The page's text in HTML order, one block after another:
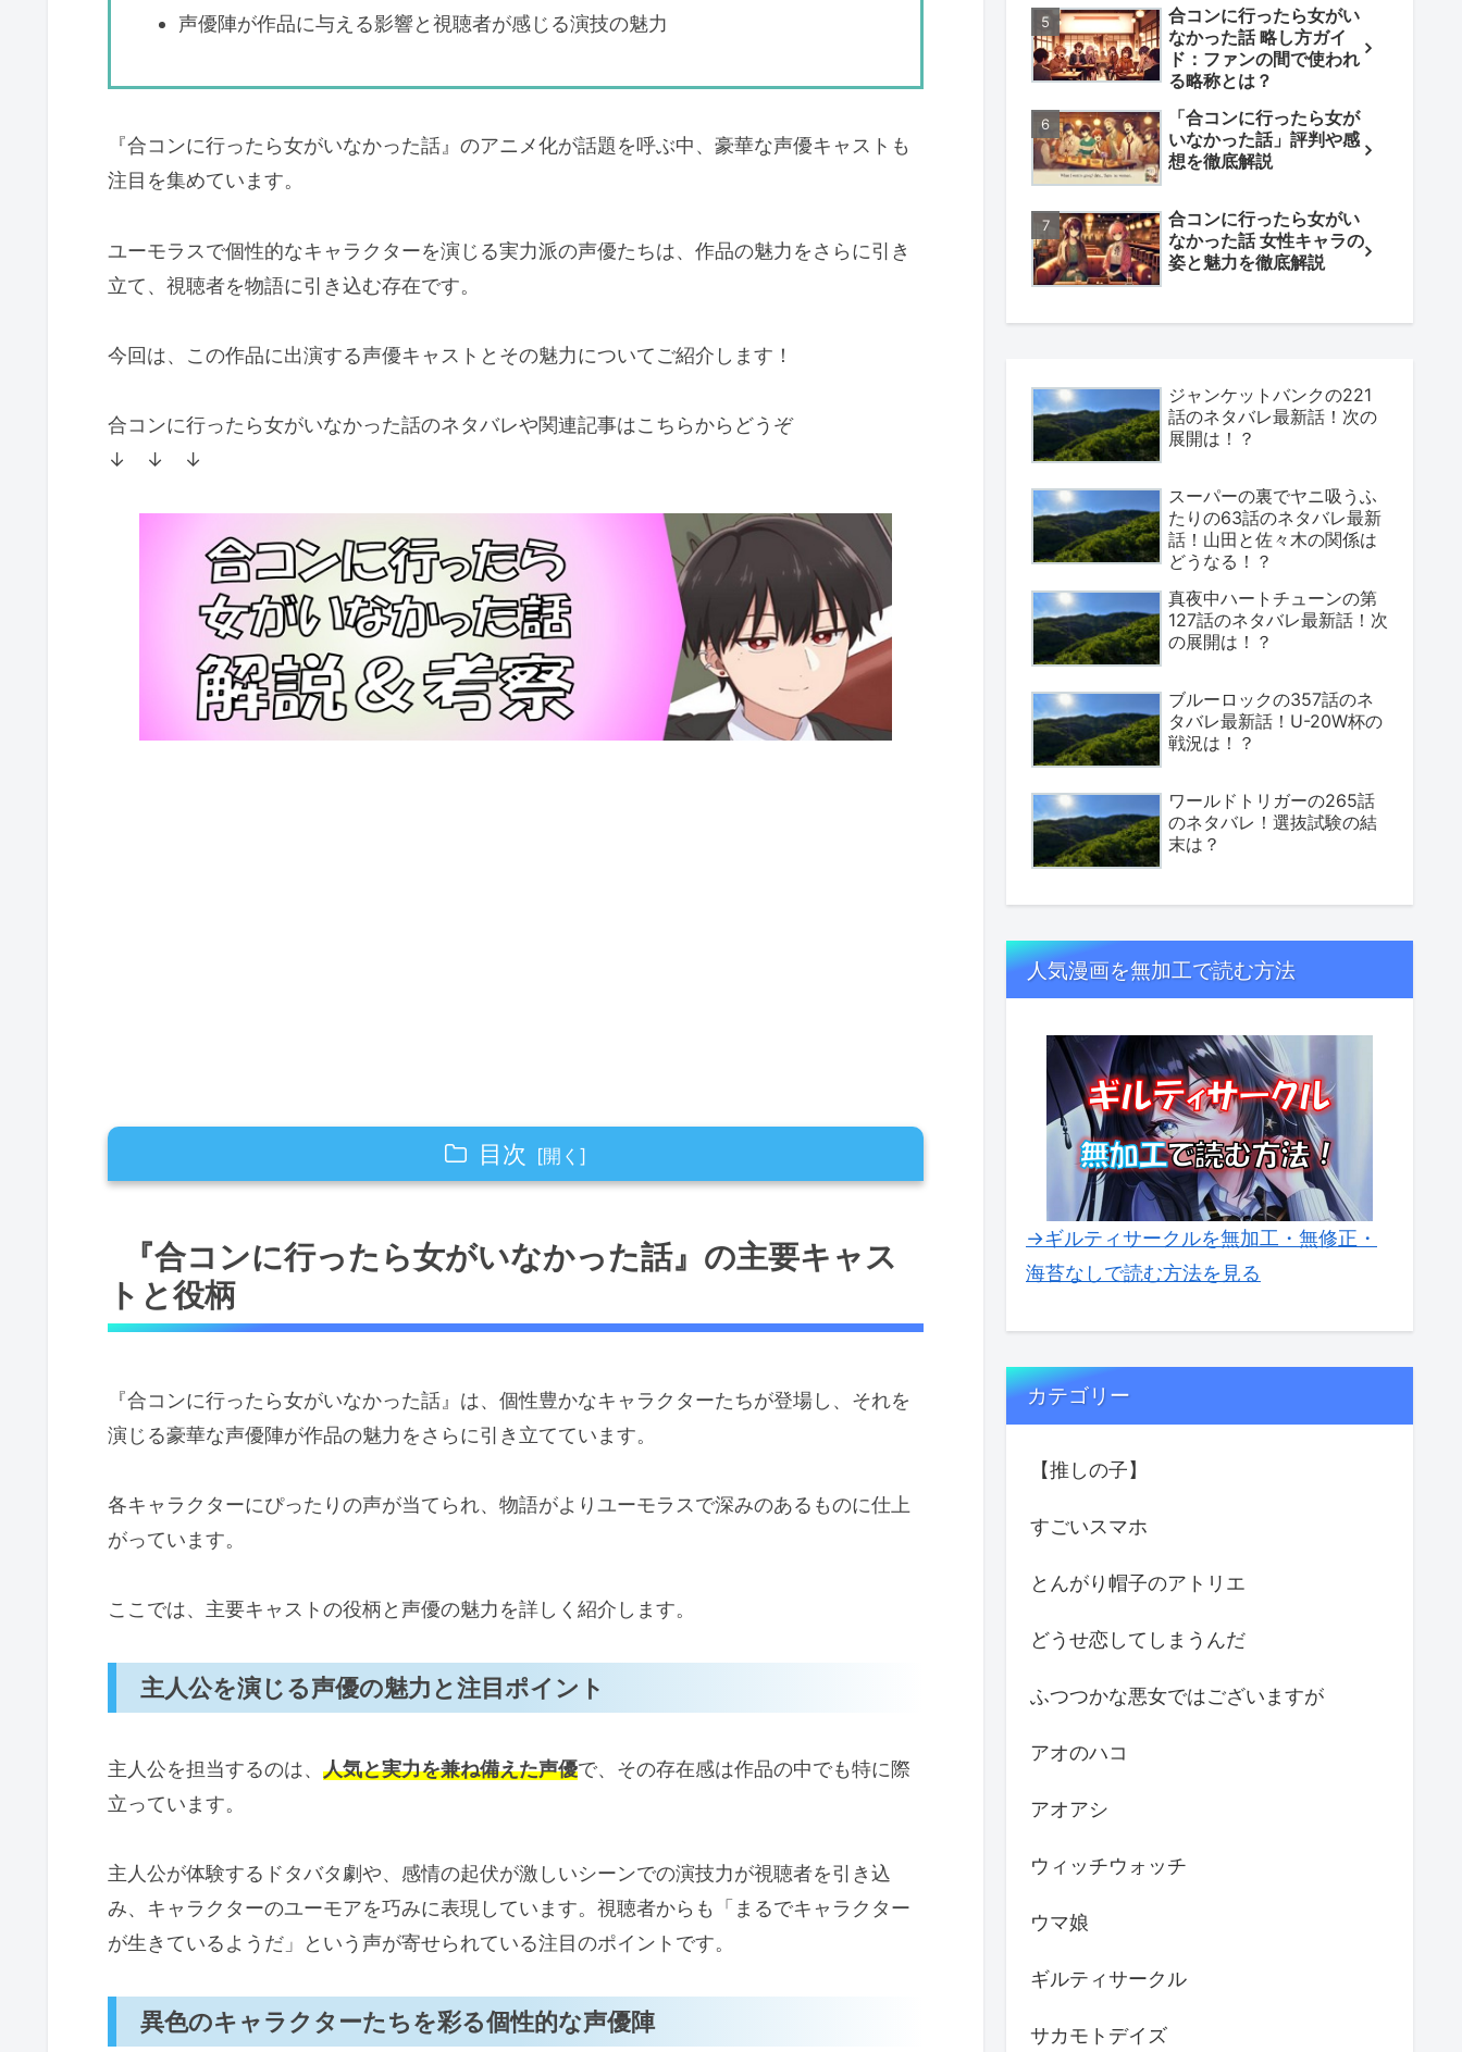
声優陣が作品に与える影響と視聴者が感じる演技の魅力
『合コンに行ったら女がいなかった話』のアニメ化が話題を呼ぶ中、豪華な声優キャストも
注目を集めています。
ユーモラスで個性的なキャラクターを演じる実力派の声優たちは、作品の魅力をさらに引き
立て、視聴者を物語に引き込む存在です。
今回は、この作品に出演する声優キャストとその魅力についてご紹介します！
合コンに行ったら女がいなかった話のネタバレや関連記事はこちらからどうぞ
↓ ↓ ↓
目次
主人公を演じる声優の魅力と注目ポイント
異色のキャラクターたちを彩る個性的な声優陣
キャラクターの個性を引き立てる声の力
視聴者が感じる声優の演技の魅力
まとめ：『合コンに行ったら女がいなかった話』声優キャストの魅力
『合コンに行ったら女がいなかった話』の主要キャス
トと役柄
『合コンに行ったら女がいなかった話』は、個性豊かなキャラクターたちが登場し、それを
演じる豪華な声優陣が作品の魅力をさらに引き立てています。
各キャラクターにぴったりの声が当てられ、物語がよりユーモラスで深みのあるものに仕上
がっています。
ここでは、主要キャストの役柄と声優の魅力を詳しく紹介します。
主人公を演じる声優の魅力と注目ポイント
主人公を担当するのは、 人気と実力を兼ね備えた声優で、その存在感は作品の中でも特に際
立っています。
主人公が体験するドタバタ劇や、感情の起伏が激しいシーンでの演技力が視聴者を引き込
み、キャラクターのユーモアを巧みに表現しています。視聴者からも「まるでキャラクター
が生きているようだ」という声が寄せられている注目のポイントです。
異色のキャラクターたちを彩る個性的な声優陣
合コンに行ったら女がい
なかった話 略し方ガイ
ド：ファンの間で使われ
る略称とは？
「合コンに行ったら女が
いなかった話」評判や感
想を徹底解説
合コンに行ったら女がい
なかった話 女性キャラの
姿と魅力を徹底解説
ジャンケットバンクの221
話のネタバレ最新話！次の
展開は！？
スーパーの裏でヤニ吸うふ
たりの63話のネタバレ最新
話！山田と佐々木の関係は
どうなる！？
真夜中ハートチューンの第
127話のネタバレ最新話！次
の展開は！？
ブルーロックの357話のネ
タバレ最新話！U-20W杯の
戦況は！？
ワールドトリガーの265話
のネタバレ！選抜試験の結
末は？
人気漫画を無加工で読む方法
→ギルティサークルを無加工・無修正・
海苔なしで読む方法を見る
カテゴリー
【推しの子】
すごいスマホ
とんがり帽子のアトリエ
どうせ恋してしまうんだ
ふつつかな悪女ではございますが
アオのハコ
アオアシ
ウィッチウォッチ
ウマ娘
ギルティサークル
サカモトデイズ